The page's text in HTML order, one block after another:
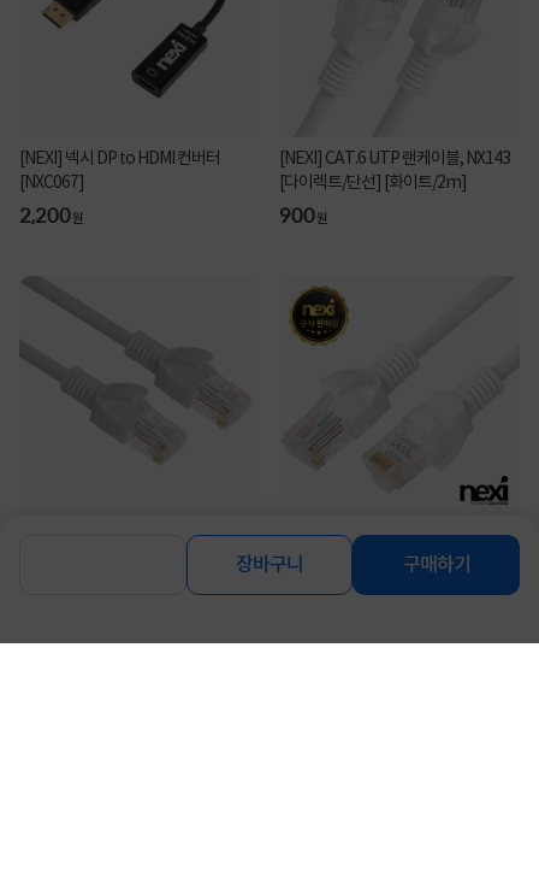
장바구니 구매하기
[NEXI] 넥시 DP to HDMI 컨버터
[NXC067]
2,200원
[NEXI] CAT.6 UTP 랜케이블, NX143
[다이렉트/단선] [화이트/2m]
900원
[NEXI] CAT.5E UTP 랜케이블,
[NEXI] CAT.5E UTP 랜케이블, NXC-
CAT5E-020 / NXC043 [다이렉트/단
선] [화이트/2m]
400원